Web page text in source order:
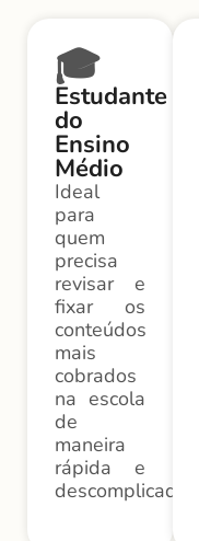
🎓
Estudante
do
Ensino
Médio
Ideal
para
quem
precisa
revisar e
fixar os
conteúdos
mais
cobrados
na escola
de
maneira
rápida e
descomplicada.